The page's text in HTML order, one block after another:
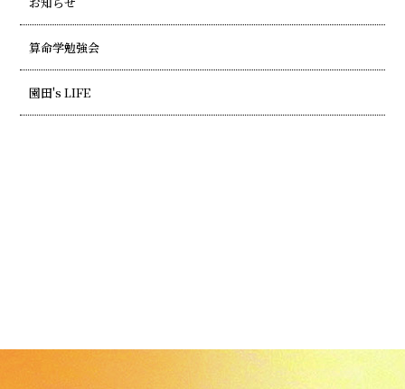
算命学勉強会
園田's LIFE